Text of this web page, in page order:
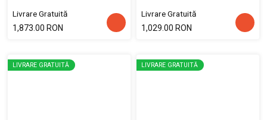
Livrare Gratuită
1,873.00 RON
Livrare Gratuită
1,029.00 RON
LIVRARE GRATUITĂ LIVRARE GRATUITĂ